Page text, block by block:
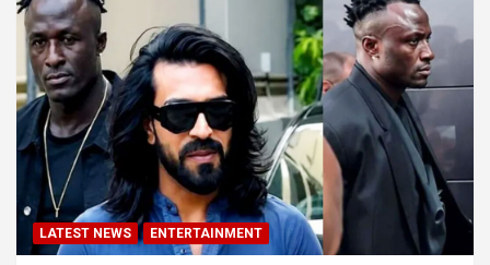
LATEST NEWS ENTERTAINMENT